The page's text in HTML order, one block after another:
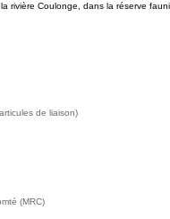
rivière Coulonge, dans la réserve
de liaison)
(MRC)